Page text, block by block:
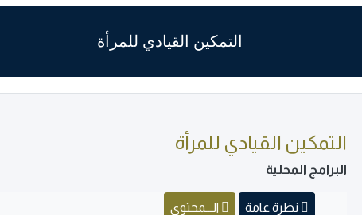
التمكين القيادي للمرأة
التمكين القيادي للمرأة
البرامج المحلية
نظرة عامة الـــمحتوى